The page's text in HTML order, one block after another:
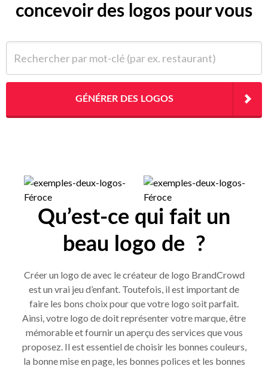
concevoir des logos pour vous
GÉNÉRER DES LOGOS
Qu’est-ce qui fait un
beau logo de ?
Créer un logo de avec le créateur de logo BrandCrowd
est un vrai jeu d’enfant. Toutefois, il est important de
faire les bons choix pour que votre logo soit parfait.
Ainsi, votre logo de doit représenter votre marque, être
mémorable et fournir un aperçu des services que vous
proposez. Il est essentiel de choisir les bonnes couleurs,
la bonne mise en page, les bonnes polices et les bonnes